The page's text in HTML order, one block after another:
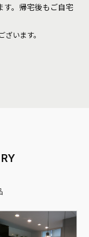
す。帰宅後もご自宅
います。